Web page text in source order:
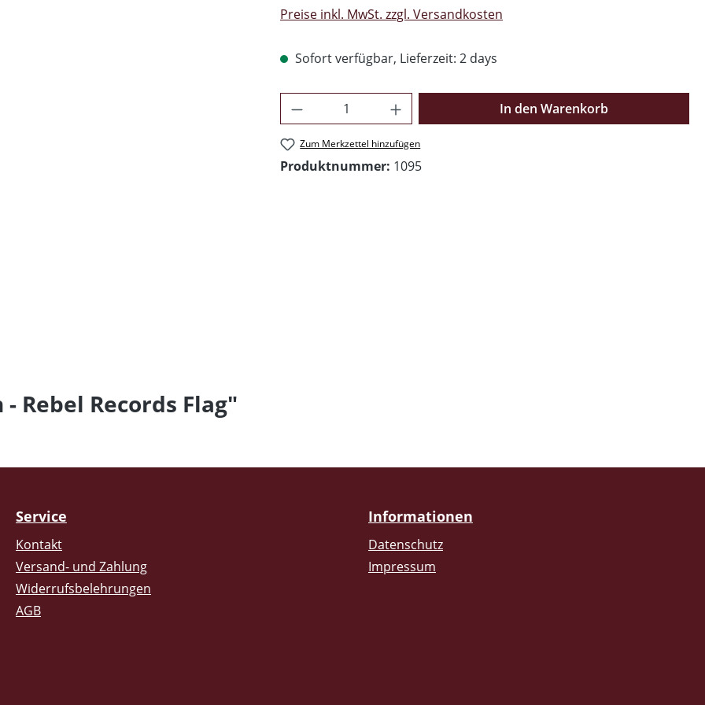
Preise inkl. MwSt. zzgl. Versandkosten
Sofort verfügbar, Lieferzeit: 2 days
Produkt Anzahl: Gib den gewünschten Wert
In den Warenkorb
Zum Merkzettel hinzufügen
Produktnummer: 1095
Records Flag"
Service
Kontakt
Versand- und Zahlung
Widerrufsbelehrungen
AGB
Informationen
Datenschutz
Impressum